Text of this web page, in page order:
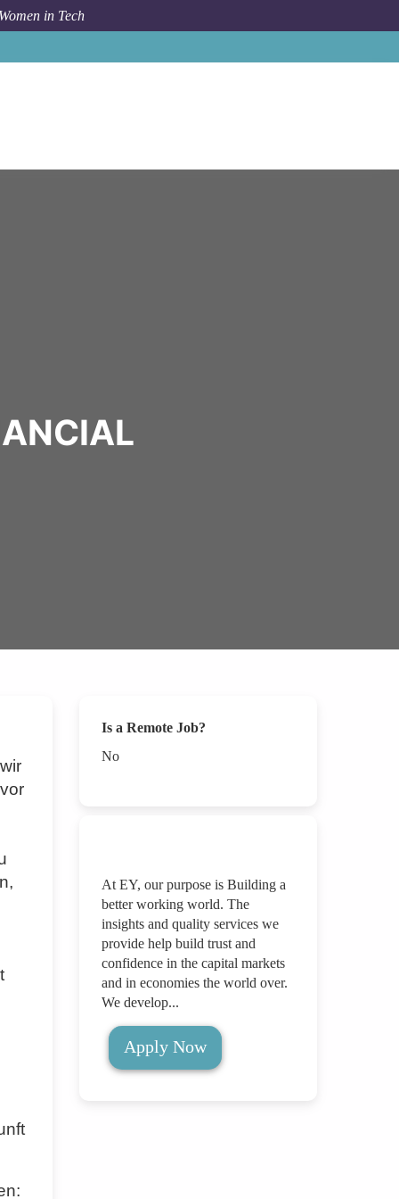
in Tech
Is a Remote Job?
No
At EY, our purpose is Building a
better working world. The
insights and quality services we
provide help build trust and
confidence in the capital markets
and in economies the world over.
We develop...
Apply Now